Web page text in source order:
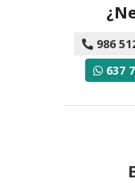
986
637